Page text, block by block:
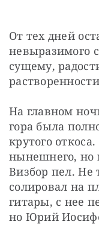
От тех дней
невыразимого
сущему,
На главном
гора была
крутого
нынешнего, но
Визбор пел. Не
солировал на
гитары, с нее
но Юрий